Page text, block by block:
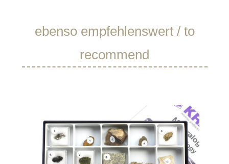
Produktgalerie überspringen
ebenso empfehlenswert / to
recommend